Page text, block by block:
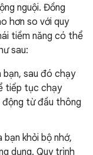
nguội. Đồng
hơn so với quy
tiềm năng có thể
sau:
bạn, sau đó chạy
tiếp tục chạy
động từ đầu thông
khỏi bộ nhớ,
dụng. Quy trình